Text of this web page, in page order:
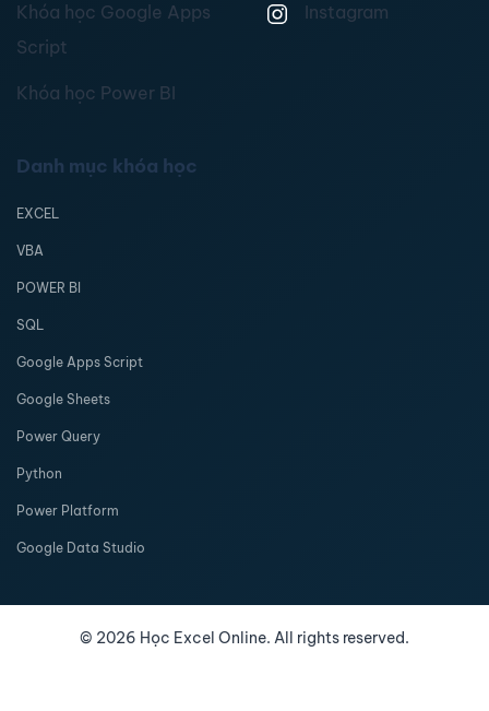
Khóa học Google Apps
Script
Khóa học Power BI
Instagram
Danh mục khóa học
EXCEL
VBA
POWER BI
SQL
Google Apps Script
Google Sheets
Power Query
Python
Power Platform
Google Data Studio
© 2026 Học Excel Online. All rights reserved.